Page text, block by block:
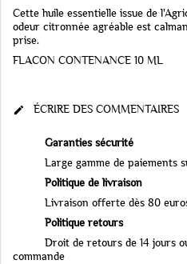
Cette huile essentielle issue de
odeur citronnée agréable est
prise.
FLACON CONTENANCE 10 ML
 ÉCRIRE DES COMMENTAIRES
Garanties sécurité
Large gamme de paiements
Politique de livraison
Livraison offerte dès 80
Politique retours
Droit de retours de 14 jours
commande